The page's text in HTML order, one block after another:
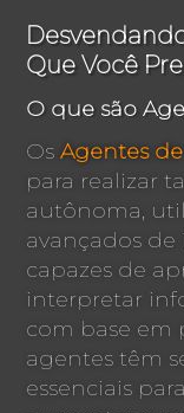
Que Você
O que são
OsAgentes
para realizar
autônoma,
avançados de
capazes de
interpretar
com base em
agentes têm
essenciais